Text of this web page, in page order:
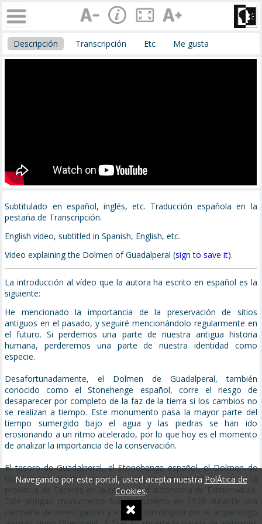
Descripción Transcripción Etc Me gusta
Subtitulado en español, inglés, etc. Traducción española en la
pestaña de Transcripción.
English video, subtitled in Spanish, English, etc.
Video explaining the Dolmen of Guadalperal (sign to save it).
La introducción al vídeo que la autora ha escrito en español es la
siguiente:
He mencionado la importancia de la preservación de sitios
antiguos en el pasado, y seguiré mencionándolo regularmente en
el futuro. Si perdemos una parte de nuestra antigua historia
humana, perderemos una parte de nuestra identidad como
especie.
Desafortunadamente, el Dolmen de Guadalperal, también
conocido como el Stonehenge español, corre el riesgo de
desaparecer por completo de la faz de la tierra si los cambios no
se realizan a tiempo. Este monumento pasa la mayor parte del
tiempo sumergido bajo el agua y las piedras se han ido
erosionando a un ritmo acelerado, por lo que hoy es el momento
de analizar la importancia de la conservación.
El tesoro de Guadalperal, el Stonehenge español, el Dolmen de
Guadalperal, muchos nombres para un monumento único en la
provincia de Cáceres en la comunidad autónoma de Extremadura.
Este antiguo monumento fue descubierto en 1926 durante una
campaña de investigación y excavación dirigida por el arqueólogo
Navegando por este portal, usted acepta nuestraPolÃ­tica de
Cookies.